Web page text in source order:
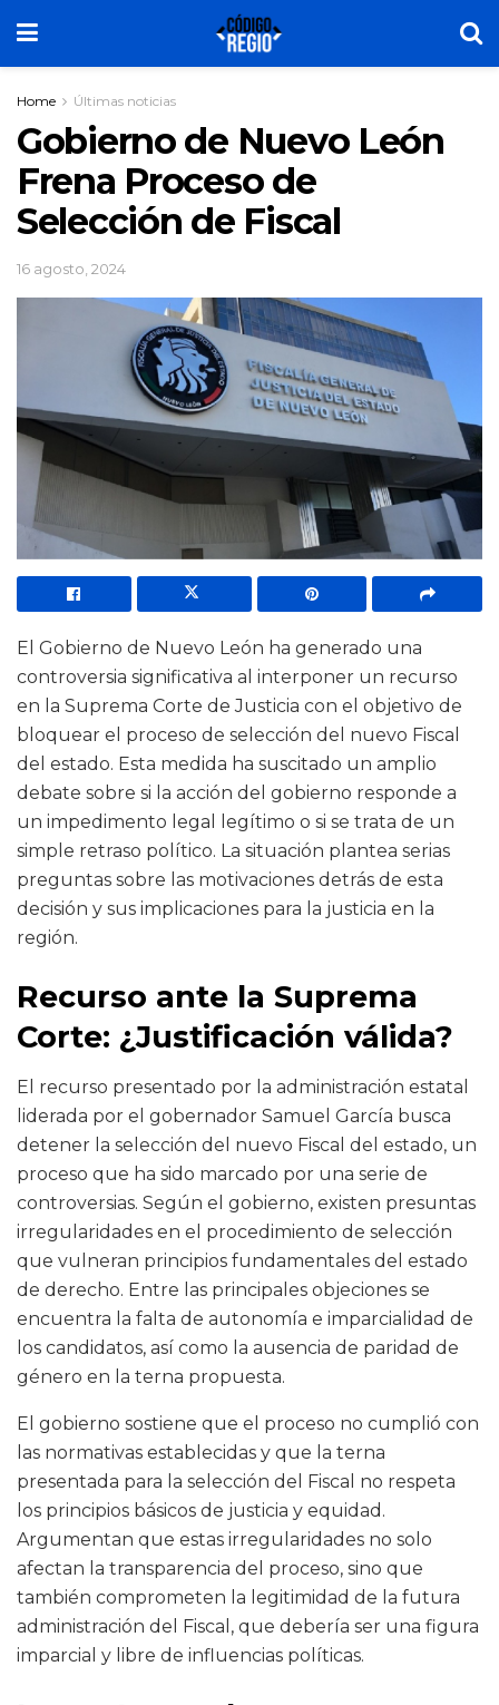
Home Últimas noticias
Gobierno de Nuevo León
Frena Proceso de
Selección de Fiscal
16 agosto, 2024
El Gobierno de Nuevo León ha generado una
controversia significativa al interponer un recurso
en la Suprema Corte de Justicia con el objetivo de
bloquear el proceso de selección del nuevo Fiscal
del estado. Esta medida ha suscitado un amplio
debate sobre si la acción del gobierno responde a
un impedimento legal legítimo o si se trata de un
simple retraso político. La situación plantea serias
preguntas sobre las motivaciones detrás de esta
decisión y sus implicaciones para la justicia en la
región.
Recurso ante la Suprema
Corte: ¿Justificación válida?
El recurso presentado por la administración estatal
liderada por el gobernador Samuel García busca
detener la selección del nuevo Fiscal del estado, un
proceso que ha sido marcado por una serie de
controversias. Según el gobierno, existen presuntas
irregularidades en el procedimiento de selección
que vulneran principios fundamentales del estado
de derecho. Entre las principales objeciones se
encuentra la falta de autonomía e imparcialidad de
los candidatos, así como la ausencia de paridad de
género en la terna propuesta.
El gobierno sostiene que el proceso no cumplió con
las normativas establecidas y que la terna
presentada para la selección del Fiscal no respeta
los principios básicos de justicia y equidad.
Argumentan que estas irregularidades no solo
afectan la transparencia del proceso, sino que
también comprometen la legitimidad de la futura
administración del Fiscal, que debería ser una figura
imparcial y libre de influencias políticas.